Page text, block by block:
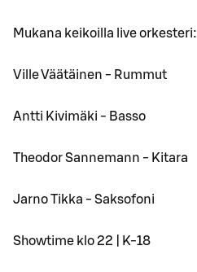
Mukana keikoilla live orkesteri:
Ville Väätäinen - Rummut
Antti Kivimäki - Basso
Theodor Sannemann - Kitara
Jarno Tikka - Saksofoni
Showtime klo 22 | K-18